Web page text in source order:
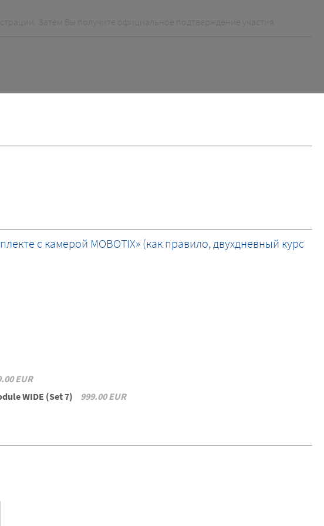
Затем Вы получите официальное подтверждение участия.
с камерой MOBOTIX» (как правило, двухдневный курс
EUR
WIDE (Set 7)
999.00 EUR